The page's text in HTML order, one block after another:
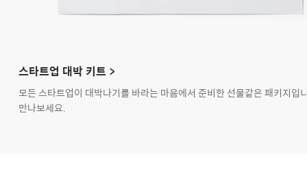
스타트업 대박 키트 >
모든 스타트업이 대박나기를 바라는 마음에서 준비한 선물같은 패키지
만나보세요.